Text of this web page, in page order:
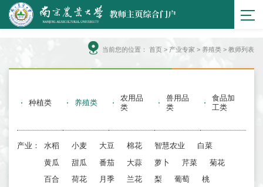
当前您的位置： 首页 > 产业专家 > 养殖类 > 教师列表
种植类 养殖类
农用品
类
兽用品
类
食品加
工类
产业： 水稻 小麦 大豆 棉花 智慧农业 白菜
黄瓜 甜瓜 番茄 大蒜 萝卜 芹菜 菊花
百合 荷花 月季 兰花 梨 葡萄 桃